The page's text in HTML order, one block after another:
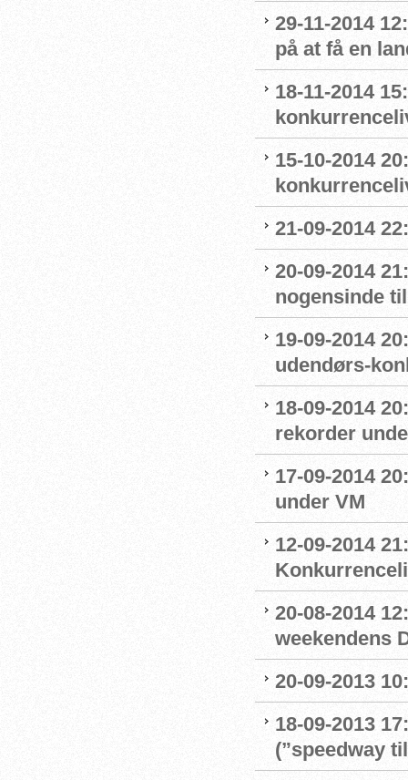
29-11-2014
på at få en
18-11-2014
15-10-2014
21-09-2014
20-09-2014
nogensinde
19-09-2014
udendørs-
18-09-2014
rekorder
17-09-2014
under VM
12-09-2014
20-08-2014
weekendens
20-09-2013
18-09-2013
(”speedway